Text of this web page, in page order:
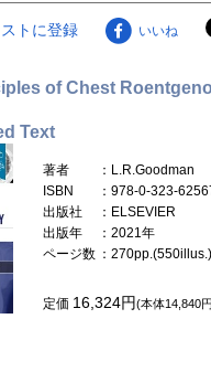
トに登録 いいね
of Chest
Text
著者
：L.R.Goodman
ISBN
：978-0-323-
出版社
：ELSEVIER
出版年
：2021年
ページ数 ：270pp.(550illus.)
定価 16,324円(本体14,840